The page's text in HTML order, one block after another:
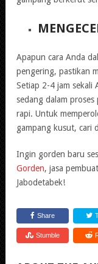
Apapun cara Anda
pengering, pastikan
Setiap 2-4 jam sekali
sedang dalam
rapi. Untuk
gampang kusut, cari
Ingin gorden baru
Gorden, jasa
Jabodetabek!
Share
Stumble